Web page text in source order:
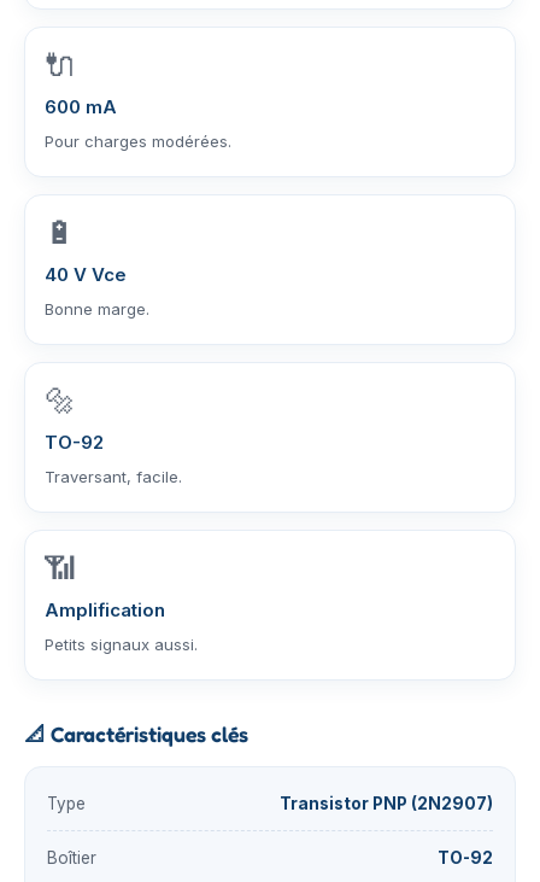
🔌
600 mA
Pour charges modérées.
🔋
40 V Vce
Bonne marge.
🔩
TO-92
Traversant, facile.
📶
Amplification
Petits signaux aussi.
📐 Caractéristiques clés
Type Transistor PNP (2N2907)
Boîtier TO-92